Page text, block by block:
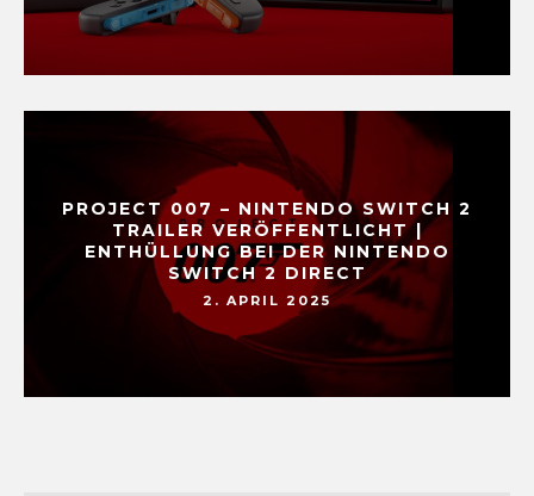
PROJECT 007 – NINTENDO SWITCH 2
TRAILER VERÖFFENTLICHT |
ENTHÜLLUNG BEI DER NINTENDO
SWITCH 2 DIRECT
2. APRIL 2025